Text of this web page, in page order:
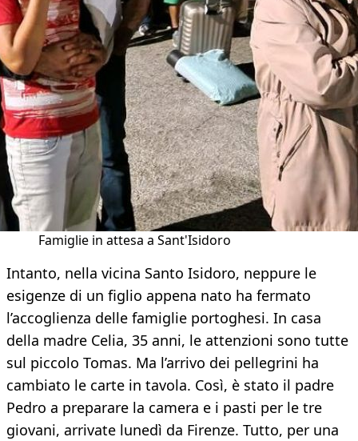
Famiglie in attesa a Sant'Isidoro
Intanto, nella vicina Santo Isidoro, neppure le
esigenze di un figlio appena nato ha fermato
l’accoglienza delle famiglie portoghesi. In casa
della madre Celia, 35 anni, le attenzioni sono tutte
sul piccolo Tomas. Ma l’arrivo dei pellegrini ha
cambiato le carte in tavola. Così, è stato il padre
Pedro a preparare la camera e i pasti per le tre
giovani, arrivate lunedì da Firenze. Tutto, per una